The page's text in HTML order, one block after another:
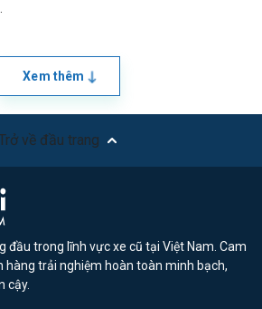
Xem thêm
về đầu trang
đầu trong lĩnh vực xe cũ tại Việt Nam. Cam
hàng trải nghiệm hoàn toàn minh bạch,
cậy.